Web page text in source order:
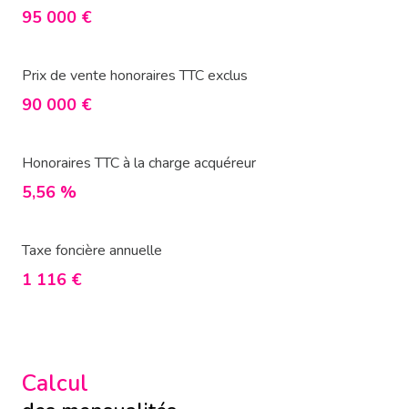
95 000 €
Prix de vente honoraires TTC exclus
90 000 €
Honoraires TTC à la charge acquéreur
5,56 %
Taxe foncière annuelle
1 116 €
Calcul